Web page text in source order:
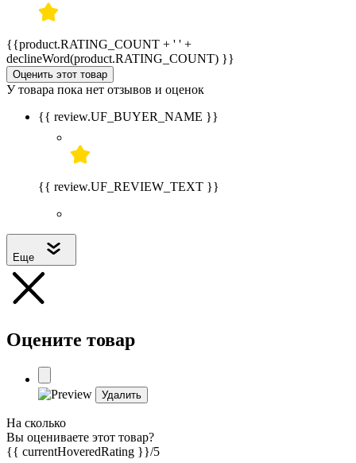
{{product.RATING_COUNT + ' ' +
declineWord(product.RATING_COUNT) }}
Оценить этот товар
У товара пока нет отзывов и оценок
{{ review.UF_BUYER_NAME }}
{{ review.UF_REVIEW_TEXT }}
Еще
Оцените товар
Удалить
На сколько
Вы оцениваете этот товар?
{{ currentHoveredRating }}/5